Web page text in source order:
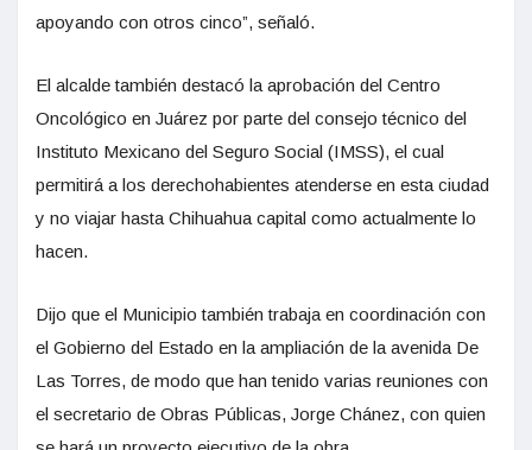
apoyando con otros cinco”, señaló.
El alcalde también destacó la aprobación del Centro
Oncológico en Juárez por parte del consejo técnico del
Instituto Mexicano del Seguro Social (IMSS), el cual
permitirá a los derechohabientes atenderse en esta ciudad
y no viajar hasta Chihuahua capital como actualmente lo
hacen.
Dijo que el Municipio también trabaja en coordinación con
el Gobierno del Estado en la ampliación de la avenida De
Las Torres, de modo que han tenido varias reuniones con
el secretario de Obras Públicas, Jorge Chánez, con quien